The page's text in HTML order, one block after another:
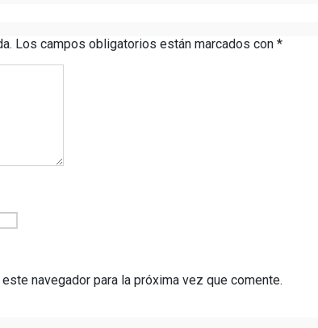
Los campos obligatorios están marcados con *
navegador para la próxima vez que comente.